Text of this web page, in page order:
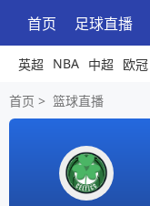
首页 足球直播
英超 NBA 中超 欧冠
首页 > 篮球直播